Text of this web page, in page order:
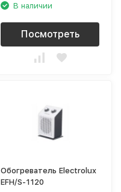
В наличии
Посмотреть
Обогреватель Electrolux
EFH/S-1120